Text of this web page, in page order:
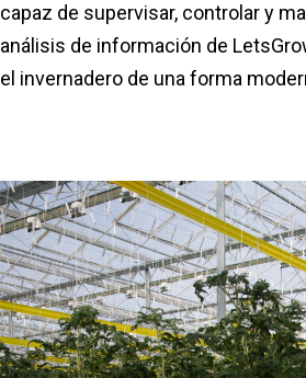
capaz de supervisar, controlar y
análisis de información de
el invernadero de una forma